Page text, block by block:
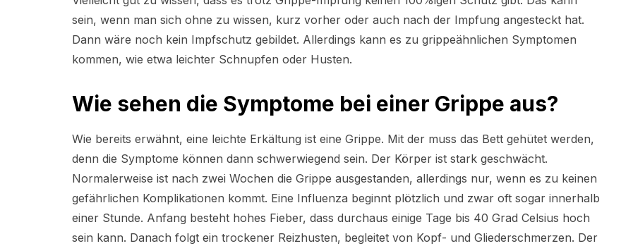
sein, wenn man sich ohne zu wissen, kurz vorher oder auch nach der Impfung angesteckt hat.
Dann wäre noch kein Impfschutz gebildet. Allerdings kann es zu grippeähnlichen Symptomen
kommen, wie etwa leichter Schnupfen oder Husten.
Wie sehen die Symptome bei einer Grippe aus?
Wie bereits erwähnt, eine leichte Erkältung ist eine Grippe. Mit der muss das Bett gehütet werden,
denn die Symptome können dann schwerwiegend sein. Der Körper ist stark geschwächt.
Normalerweise ist nach zwei Wochen die Grippe ausgestanden, allerdings nur, wenn es zu keinen
gefährlichen Komplikationen kommt. Eine Influenza beginnt plötzlich und zwar oft sogar innerhalb
einer Stunde. Anfang besteht hohes Fieber, dass durchaus einige Tage bis 40 Grad Celsius hoch
sein kann. Danach folgt ein trockener Reizhusten, begleitet von Kopf- und Gliederschmerzen. Der